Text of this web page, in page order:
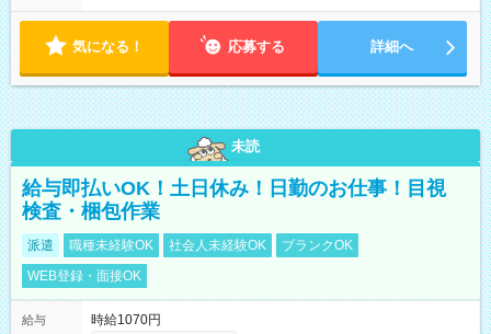
気になる！ 応募する 詳細へ
未読
給与即払いOK！土日休み！日勤のお仕事！目視
検査・梱包作業
派遣 職種未経験OK 社会人未経験OK
ブランクOK
WEB登録・面接OK
給与
時給1070円